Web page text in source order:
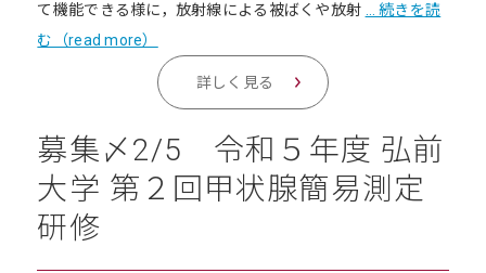
て機能できる様に，放射線による被ばくや放射
… 続きを読
む（read more）
詳しく見る
募集〆2/5 令和５年度 弘前
大学 第２回甲状腺簡易測定
研修